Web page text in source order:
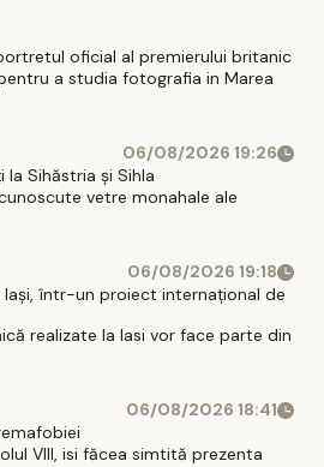
oficial al premierului britanic
a studia fotografia in Marea
06/08/2026 19:26
Sihăstria și Sihla
vetre monahale ale
06/08/2026 19:18
într-un proiect internațional de
realizate la Iasi vor face parte din
06/08/2026 18:41
VIII, isi făcea simtită prezenta